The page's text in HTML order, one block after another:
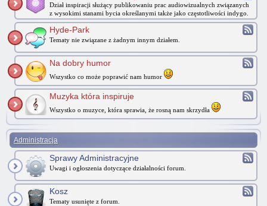
Dział inspiracji służący publikowaniu prac audiowizualnych związanych
z wysokimi stanami bycia określanymi także jako częstotliwości indygo.
Hyde-Park
Tematy nie związane z żadnym innym działem.
Na dobry humor
Wszystko co może poprawić nam humor
Muzyka która inspiruje
Wszystko o muzyce, która sprawia, że rosną nam skrzydła
Administracja
Sprawy Administracyjne
Uwagi i ogłoszenia dotyczące działalności forum.
Kosz
Tematy usunięte z forum.